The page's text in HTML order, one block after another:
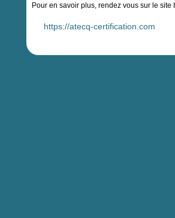
Pour en savoir plus, rendez vous sur le site
https://atecq-certification.com